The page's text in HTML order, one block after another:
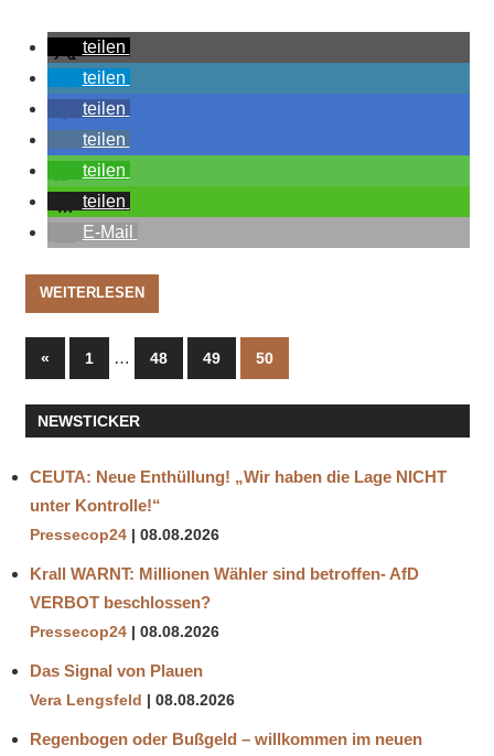
teilen
teilen
teilen
teilen
teilen
teilen
E-Mail
WEITERLESEN
Seitennummerierung
der
Beiträge
«Vorherige
Beiträge
1 … 48 49 50
NEWSTICKER
CEUTA: Neue Enthüllung! „Wir haben die Lage NICHT
unter Kontrolle!“
Pressecop24 08.08.2026
Krall WARNT: Millionen Wähler sind betroffen- AfD
VERBOT beschlossen?
Pressecop24 08.08.2026
Das Signal von Plauen
Vera Lengsfeld 08.08.2026
Regenbogen oder Bußgeld – willkommen im neuen